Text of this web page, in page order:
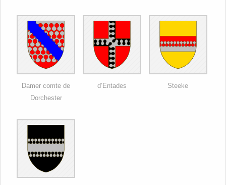
Damer comte de
Dorchester
d’Entades Steeke